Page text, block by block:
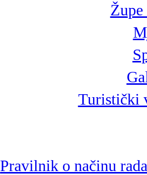
Turistički
Pravilnik o načinu